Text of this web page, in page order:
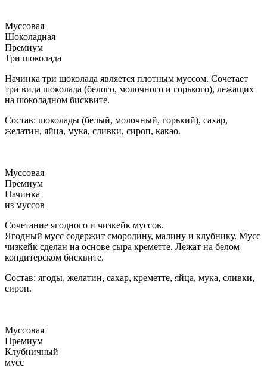
Муссовая
Шоколадная
Премиум
Три шоколада
Начинка три шоколада является плотным муссом. Сочетает
три вида шоколада (белого, молочного и горького), лежащих
на шоколадном бисквите.
Состав: шоколады (белый, молочный, горький), сахар,
желатин, яйца, мука, сливки, сироп, какао.
Муссовая
Премиум
Начинка
из муссов
Сочетание ягодного и чизкейк муссов.
Ягодный мусс содержит смородину, малину и клубнику. Мусс
чизкейк сделан на основе сыра креметте. Лежат на белом
кондитерском бисквите.
Состав: ягоды, желатин, сахар, креметте, яйца, мука, сливки,
сироп.
Муссовая
Премиум
Клубничный
мусс